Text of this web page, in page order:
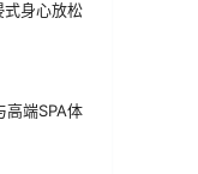
式身心放松
高端SPA体